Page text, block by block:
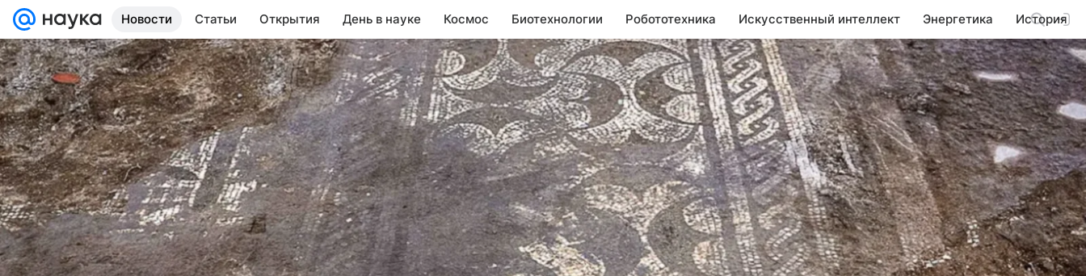
Новости Статьи Открытия День в науке Космос Биотехнологии Робототехника Искусственный интеллект Энергетика История